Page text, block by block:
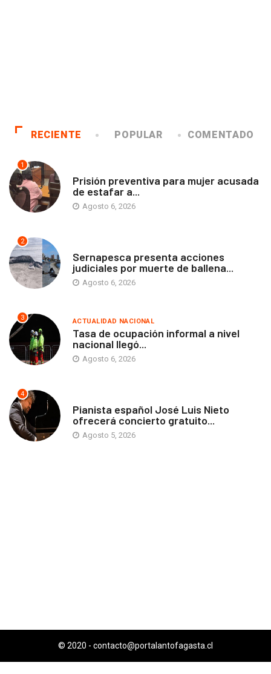
RECIENTE POPULAR COMENTADO
1
Prisión preventiva para mujer acusada
de estafar a...
Agosto 6, 2026
2
Sernapesca presenta acciones
judiciales por muerte de ballena...
Agosto 6, 2026
3 ACTUALIDAD NACIONAL
Tasa de ocupación informal a nivel
nacional llegó...
Agosto 6, 2026
4
Pianista español José Luis Nieto
ofrecerá concierto gratuito...
Agosto 5, 2026
© 2020 - contacto@portalantofagasta.cl